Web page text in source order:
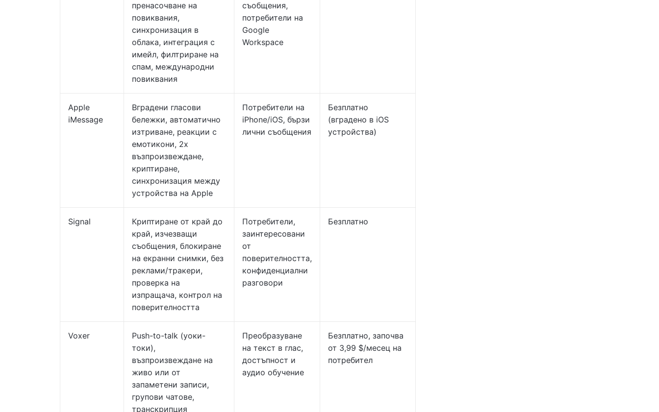
пренасочване на
повиквания,
синхронизация в
облака, интеграция с
имейл, филтриране на
спам, международни
повиквания
съобщения,
потребители на
Google
Workspace
Apple
iMessage
Вградени гласови
бележки, автоматично
изтриване, реакции с
емотикони, 2x
възпроизвеждане,
криптиране,
синхронизация между
устройства на Apple
Потребители на
iPhone/iOS, бързи
лични съобщения
Безплатно
(вградено в iOS
устройства)
Signal
Криптиране от край до
край, изчезващи
съобщения, блокиране
на екранни снимки, без
реклами/тракери,
проверка на
изпращача, контрол на
поверителността
Потребители,
заинтересовани
от
поверителността,
конфиденциални
разговори
Безплатно
Voxer
Push-to-talk (уоки-
токи),
възпроизвеждане на
живо или от
запаметени записи,
групови чатове,
транскрипция
Преобразуване
на текст в глас,
достъпност и
аудио обучение
Безплатно, започва
от 3,99 $/месец на
потребител